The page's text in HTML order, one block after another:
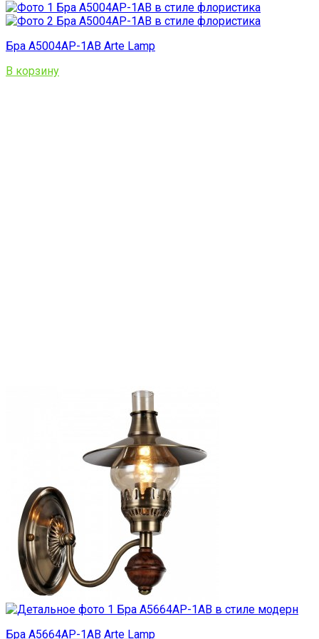
Бра A5004AP-1AB Arte Lamp
В корзину
Бра A5664AP-1AB Arte Lamp